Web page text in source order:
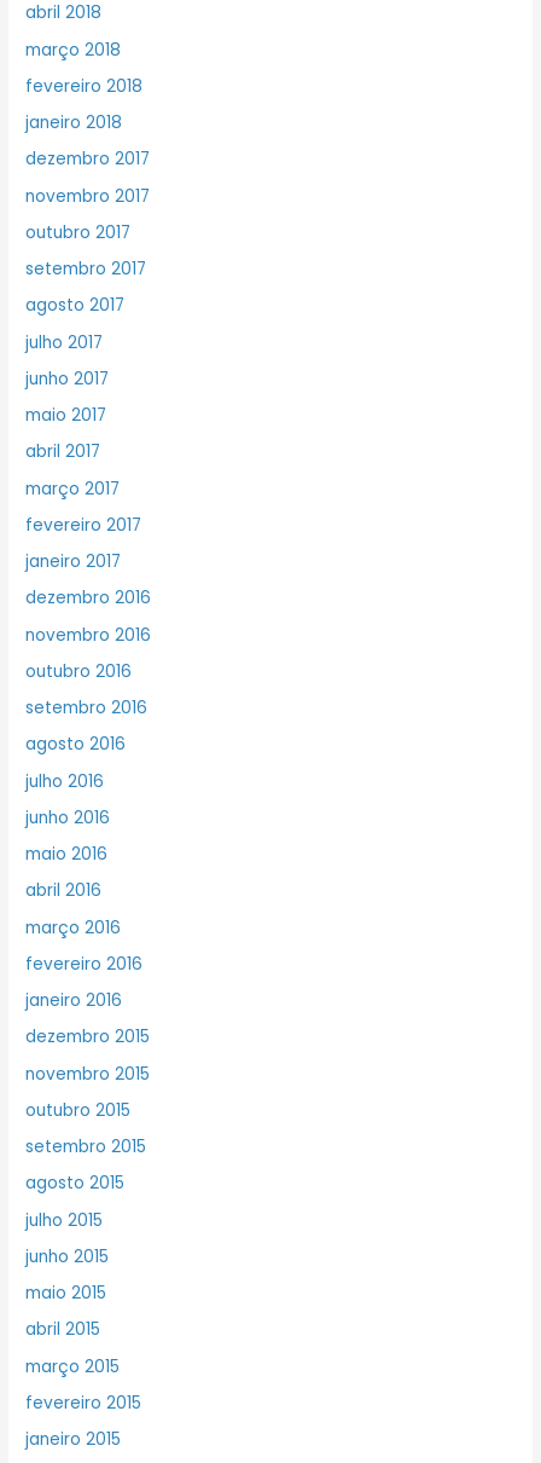
abril 2018
março 2018
fevereiro 2018
janeiro 2018
dezembro 2017
novembro 2017
outubro 2017
setembro 2017
agosto 2017
julho 2017
junho 2017
maio 2017
abril 2017
março 2017
fevereiro 2017
janeiro 2017
dezembro 2016
novembro 2016
outubro 2016
setembro 2016
agosto 2016
julho 2016
junho 2016
maio 2016
abril 2016
março 2016
fevereiro 2016
janeiro 2016
dezembro 2015
novembro 2015
outubro 2015
setembro 2015
agosto 2015
julho 2015
junho 2015
maio 2015
abril 2015
março 2015
fevereiro 2015
janeiro 2015